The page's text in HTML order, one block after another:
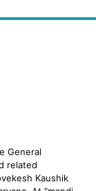
General
related
Kaushik